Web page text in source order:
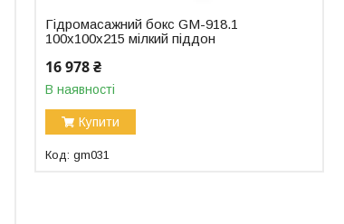
Гідромасажний бокс GM-918.1
100x100x215 мілкий піддон
16 978 ₴
В наявності
Купити
gm031